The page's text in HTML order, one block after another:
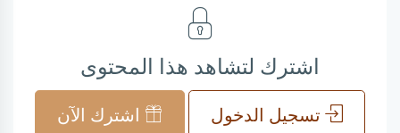
اشترك لتشاهد هذا المحتوى
تسجيل الدخول اشترك الآن